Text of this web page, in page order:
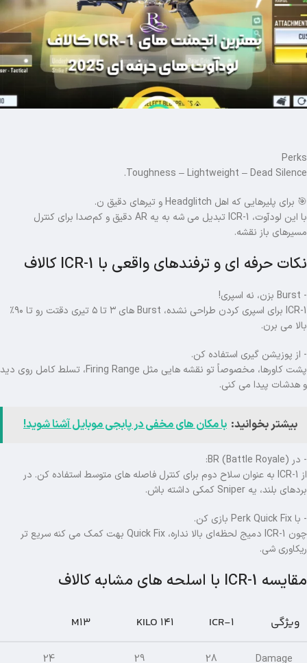
Perks
Toughness – Lightweight – Dead Silence.
🎯 برای پلیرهایی که اهل Headglitch و تیرهای دقیق ن.
با این لودآوت، ICR-1 تبدیل می شه به یه AR دقیق و کم‌صدا برای کنترل
مسیرهای باز نقشه.
نکات حرفه ای و ترفندهای واقعی با ICR-1 کالاف
- Burst بزن، نه اسپری!
ICR-1 برای اسپری کردن طراحی نشده، Burst های ۳ تا ۵ تیری دقتت رو تا ۹۰٪
بالا می برن.
- از پوزیشن گیری استفاده کن.
پشت کاورها، مخصوصاً تو نقشه هایی مثل Firing Range، تسلط کامل روی دید
و هدشات پیدا می کنی.
بیشتر بخوانید: با مکان های مخفی در پابجی موبایل آشنا شوید!
- در BR (Battle Royale):
از ICR-1 به عنوان سلاح دوم برای کنترل فاصله های متوسط استفاده کن. در
بردهای بلند، یه Sniper کمکی داشته باش.
- با Perk Quick Fix بازی کن.
چون ICR-1 دمیج لحظه‌ای بالا نداره، Quick Fix بهت کمک می کنه سریع تر
ریکاوری شی.
مقایسه ICR-1 با اسلحه های مشابه کالاف
ویژگی ICR-1
KILO 141
M13
Damage
28
29
24